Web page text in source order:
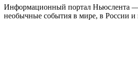
Информационный портал Ньюслента
необычные события в мире, в России и